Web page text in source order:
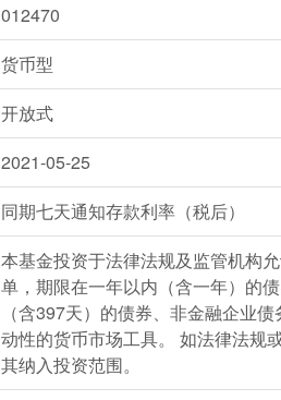
012470
货币型
开放式
2021-05-25
同期七天通知存款利率（税后）
本基金投资于法律法规及监管机构
单，期限在一年以内（含一年）的
（含397天）的债券、非金融企业
动性的货币市场工具。 如法律法规
其纳入投资范围。